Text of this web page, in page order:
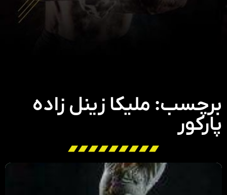
برچسب: ملیکا زینل زاده
پارکور